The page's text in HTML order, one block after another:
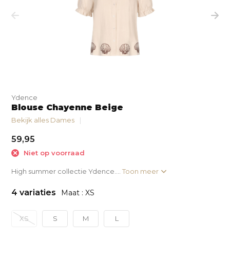
Ydence
Blouse Chayenne Beige
Bekijk alles Dames
59,95
Niet op voorraad
High summer collectie Ydence....Toon meer
4 variaties Maat : XS
XS S M L